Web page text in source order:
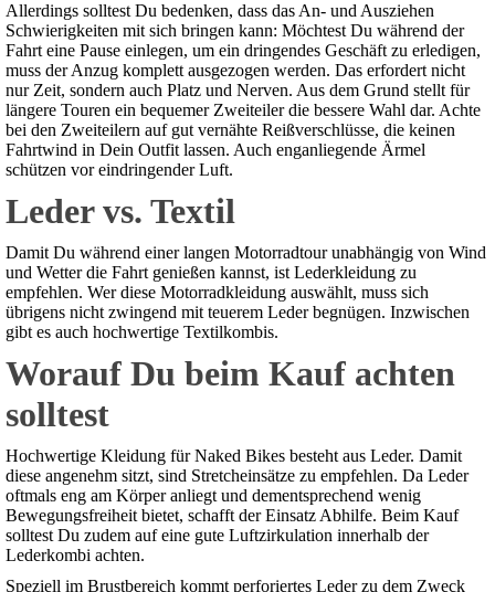
Allerdings solltest Du bedenken, dass das An- und Ausziehen
Schwierigkeiten mit sich bringen kann: Möchtest Du während der
Fahrt eine Pause einlegen, um ein dringendes Geschäft zu erledigen,
muss der Anzug komplett ausgezogen werden. Das erfordert nicht
nur Zeit, sondern auch Platz und Nerven. Aus dem Grund stellt für
längere Touren ein bequemer Zweiteiler die bessere Wahl dar. Achte
bei den Zweiteilern auf gut vernähte Reißverschlüsse, die keinen
Fahrtwind in Dein Outfit lassen. Auch enganliegende Ärmel
schützen vor eindringender Luft.
Leder vs. Textil
Damit Du während einer langen Motorradtour unabhängig von Wind
und Wetter die Fahrt genießen kannst, ist Lederkleidung zu
empfehlen. Wer diese Motorradkleidung auswählt, muss sich
übrigens nicht zwingend mit teuerem Leder begnügen. Inzwischen
gibt es auch hochwertige Textilkombis.
Worauf Du beim Kauf achten
solltest
Hochwertige Kleidung für Naked Bikes besteht aus Leder. Damit
diese angenehm sitzt, sind Stretcheinsätze zu empfehlen. Da Leder
oftmals eng am Körper anliegt und dementsprechend wenig
Bewegungsfreiheit bietet, schafft der Einsatz Abhilfe. Beim Kauf
solltest Du zudem auf eine gute Luftzirkulation innerhalb der
Lederkombi achten.
Speziell im Brustbereich kommt perforiertes Leder zu dem Zweck